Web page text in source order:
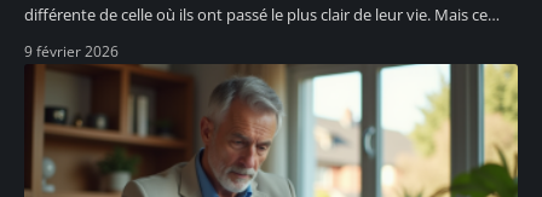
différente de celle où ils ont passé le plus clair de leur vie. Mais ce…
9 février 2026